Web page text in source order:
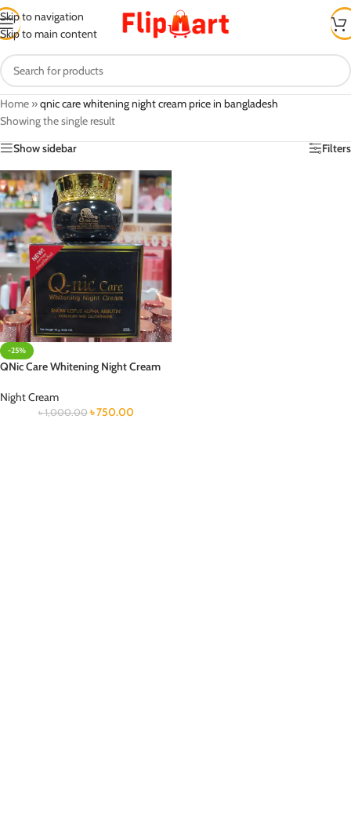
Skip to navigation
Skip to main content
Home »qnic care whitening night cream price in bangladesh
Showing the single result
Show sidebar
Filters
-25%
QNic Care Whitening Night Cream
Night Cream
৳1,000.00 ৳750.00